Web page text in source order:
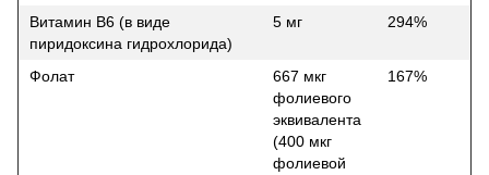
Витамин В6 (в виде
пиридоксина гидрохлорида)
5 мг 294%
Фолат
667 мкг
фолиевого
эквивалента
(400 мкг
фолиевой
167%